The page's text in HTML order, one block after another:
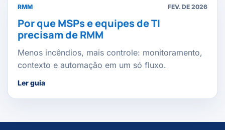
RMM FEV. DE 2026
Por que MSPs e equipes de TI
precisam de RMM
Menos incêndios, mais controle: monitoramento,
contexto e automação em um só fluxo.
Ler guia